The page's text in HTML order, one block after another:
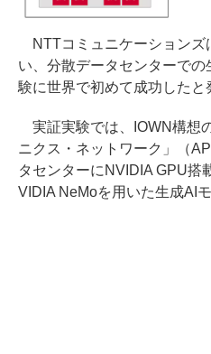
NTTコミュニケーションズ
い、分散データセンターで
験に世界で初めて成功したと
実証実験では、IOWN構想
ニクス・ネットワーク」（
タセンターにNVIDIA GPU搭
VIDIA NeMoを用いた生成AI